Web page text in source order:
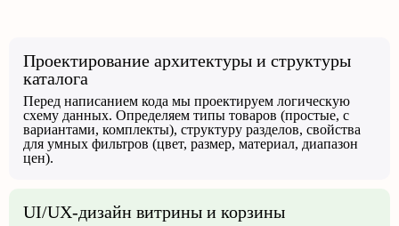
Проектирование архитектуры и структуры
каталога
Перед написанием кода мы проектируем логическую
схему данных. Определяем типы товаров (простые, с
вариантами, комплекты), структуру разделов, свойства
для умных фильтров (цвет, размер, материал, диапазон
цен).
UI/UX-дизайн витрины и корзины